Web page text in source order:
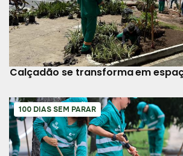
Calçadão se transforma em
100 DIAS SEM PARAR